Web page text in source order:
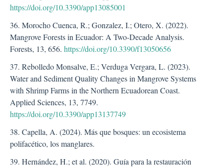
https://doi.org/10.3390/app13085001
36. Morocho Cuenca, R.; Gonzalez, I.; Otero, X. (2022).
Mangrove Forests in Ecuador: A Two-Decade Analysis.
Forests, 13, 656. https://doi.org/10.3390/f13050656
37. Rebolledo Monsalve, E.; Verduga Vergara, L. (2023).
Water and Sediment Quality Changes in Mangrove Systems
with Shrimp Farms in the Northern Ecuadorean Coast.
Applied Sciences, 13, 7749.
https://doi.org/10.3390/app13137749
38. Capella, A. (2024). Más que bosques: un ecosistema
polifacético, los manglares.
39. Hernández, H.; et al. (2020). Guía para la restauración